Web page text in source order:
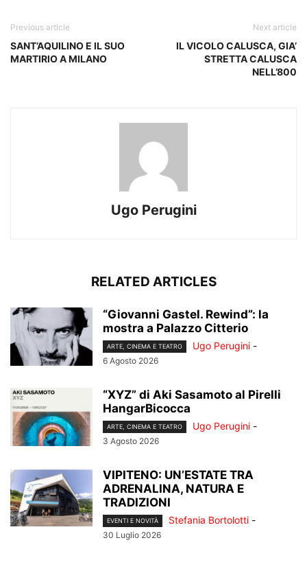
Previous article
SANT’AQUILINO E IL SUO
MARTIRIO A MILANO
Next article
IL VICOLO CALUSCA, GIA’
STRETTA CALUSCA
NELL’800
Ugo Perugini
RELATED ARTICLES
“Giovanni Gastel. Rewind”: la
mostra a Palazzo Citterio
ARTE, CINEMA E TEATRO Ugo Perugini -
6 Agosto 2026
“XYZ” di Aki Sasamoto al Pirelli
HangarBicocca
ARTE, CINEMA E TEATRO Ugo Perugini -
3 Agosto 2026
VIPITENO: UN’ESTATE TRA
ADRENALINA, NATURA E
TRADIZIONI
EVENTI E NOVITÀ Stefania Bortolotti -
30 Luglio 2026